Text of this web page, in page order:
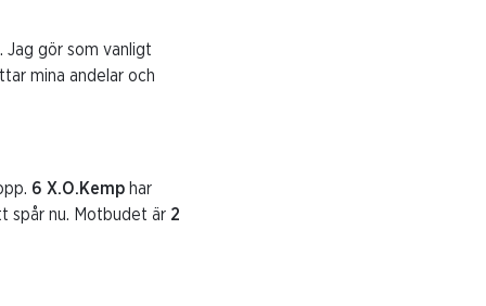
gör som vanligt
mina andelar och
6 X.O.Kemp har
spår nu. Motbudet är 2